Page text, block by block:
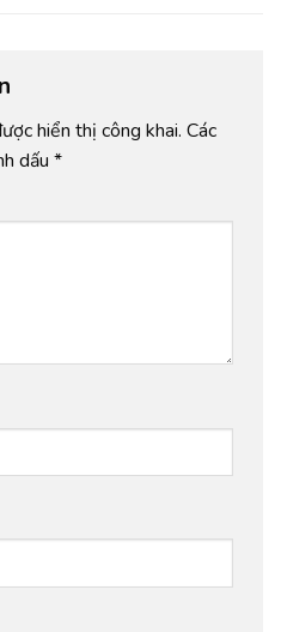
hiển thị công khai. Các
dấu *